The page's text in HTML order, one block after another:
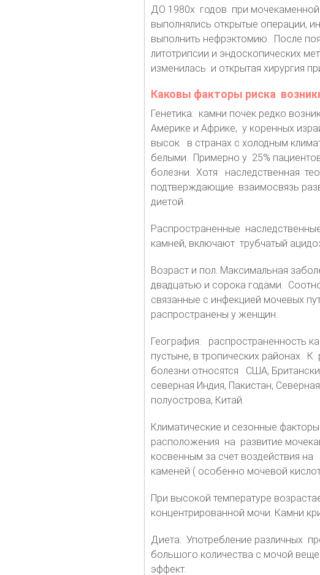
ДО 1980х годов при
выполнялись открытые операции,
выполнить нефрэктомию. После
литотрипсии и эндоскопических
изменилась и открытая хирургия
Каковы факторы риска
Генетика: камни почек редко
Америке и Африке, у коренных
высок в странах с холодным
белыми. Примерно у 25%
болезни. Хотя наследственная
подтверждающие взаимосвязь
диетой.
Распространенные
камней, включают трубчатый
Возраст и пол. Максимальная
двадцатью и сорока годами.
связанные с инфекцией мочевых
распространены у женщин.
География: распространенность
пустыне, в тропических районах.
болезни относятся США,
северная Индия, Пакистан,
полуострова, Китай.
Климатические и сезонные
расположения на развитие
косвенным за счет воздействия
каменей ( особенно мочевой
При высокой температуре
концентрированной мочи. Камни
Диета: Употребление различных
большого количества с мочой
эффект.